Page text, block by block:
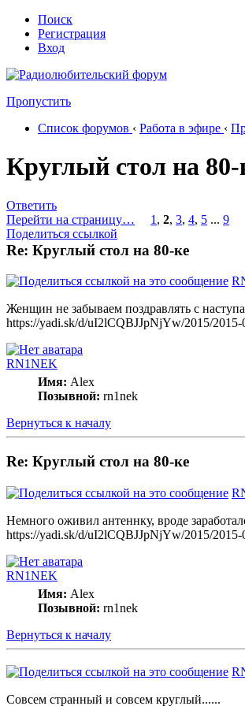
Поиск
Регистрация
Вход
Пропустить
Список форумов ‹ Работа в эфире ‹
Круглый стол на 80-
Ответить
Перейти на страницу…
1 , 2, 3, 4, 5 ... 9
Поделиться ссылкой
Re: Круглый стол на 80-ке
Женщин не забываем поздравлять с
https://yadi.sk/d/uI2lCQBJJpNjYw/2015/2015-
RN1NEK
Имя: Alex
Позывной: rn1nek
Вернуться к началу
Re: Круглый стол на 80-ке
Немного оживил антеннку, вроде
https://yadi.sk/d/uI2lCQBJJpNjYw/2015/2015-
RN1NEK
Имя: Alex
Позывной: rn1nek
Вернуться к началу
Совсем странный и совсем круглый......